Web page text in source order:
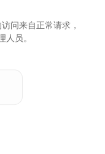
问来自正常请求，
员。